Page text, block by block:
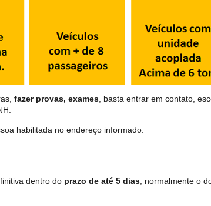
fazer provas, exames, basta entrar em contato,
habilitada no endereço informado.
dentro do prazo de até 5 dias, normalmente o